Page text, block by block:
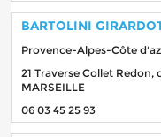
BARTOLINI
Provence-Alpes-Côte
21 Traverse Collet Redon,
MARSEILLE
06 03 45 25 93